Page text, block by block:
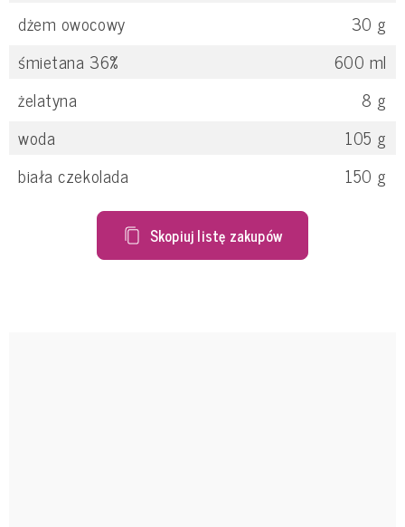
dżem owocowy
30 g
śmietana 36%
600 ml
żelatyna
8 g
woda
105 g
biała czekolada
150 g
Skopiuj listę zakupów